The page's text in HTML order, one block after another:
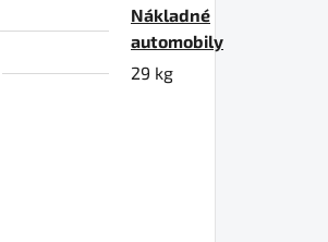
Nákladné
automobily
29 kg